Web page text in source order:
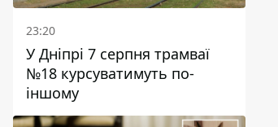
23:20
У Дніпрі 7 серпня трамваї
№18 курсуватимуть по-
іншому